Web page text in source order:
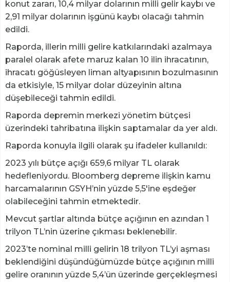
konut zararı, 10,4 milyar dolarının milli gelir kaybı ve
2,91 milyar dolarının işgünü kaybı olacağı tahmin
edildi.
Raporda, illerin milli gelire katkılarındaki azalmaya
paralel olarak afete maruz kalan 10 ilin ihracatının,
ihracatı göğüsleyen liman altyapısının bozulmasının
da etkisiyle, 15 milyar dolar düzeyinin altına
düşebileceği tahmin edildi.
Raporda depremin merkezi yönetim bütçesi
üzerindeki tahribatına ilişkin saptamalar da yer aldı.
Raporda konuyla ilgili olarak şu ifadeler kullanıldı:
2023 yılı bütçe açığı 659,6 milyar TL olarak
hedefleniyordu. Bloomberg depreme ilişkin kamu
harcamalarının GSYH’nin yüzde 5,5'ine eşdeğer
olabileceğini tahmin etmektedir.
Mevcut şartlar altında bütçe açığının en azından 1
trilyon TL’nin üzerine çıkması beklenebilir.
2023’te nominal milli gelirin 18 trilyon TL’yi aşması
beklendiğini düşündüğümüzde bütçe açığının milli
gelire oranının yüzde 5,4’ün üzerinde gerçekleşmesi